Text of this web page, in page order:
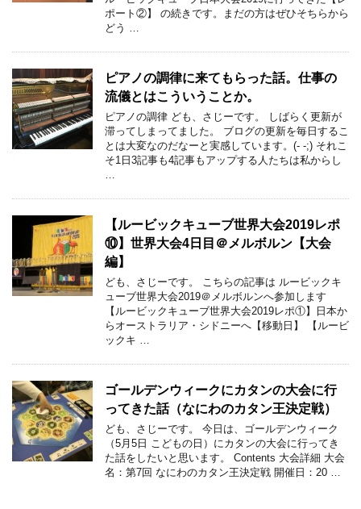
ポート②】 の続きです。まだの方はぜひそちらから
どう …
ピアノの調律に来てもらった話。仕事の
流儀とはこういうことか。
ピアノの調律 ども、さじーです。 しばらく更新が
滞ってしまってました。 ブログの更新を毎日するこ
とは大変なのだなーと実感しています。(- -;) それこ
そ1日3記事も4記事もアップする人たちは私からし
…
【ルービックキューブ世界大会2019レポ
⑩】世界大会4日目＠メルボルン【大会
編】
ども、さじーです。 こちらの記事は ルービックキ
ューブ世界大会2019＠メルボルンへ参加します
【ルービックキューブ世界大会2019レポ①】日本か
らオーストラリア・シドニーへ【移動日】 【ルービ
ックキ …
ゴールデンウィークにカタンの大会に行
ってきた話（なにわのカタン王決定戦）
ども、さじーです。 今日は、ゴールデンウィーク
（5月5日 こどもの日）にカタンの大会に行ってき
た話をしたいと思います。 Contents 大会詳細 大会
名：第7回 なにわのカタン王決定戦 開催日：20 …